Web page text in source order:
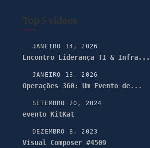
Top 5 vídeos
JANEIRO 14, 2026
Encontro Liderança TI & Infra...
JANEIRO 13, 2026
Operações 360: Um Evento de...
SETEMBRO 20, 2024
evento KitKat
DEZEMBRO 8, 2023
Visual Composer #4509